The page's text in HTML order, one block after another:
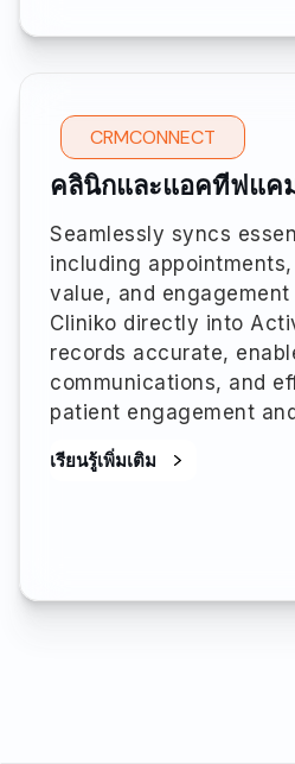
CRMCONNECT
คลินิกและแอคทีฟแค
Seamlessly syncs
including
value, and
Cliniko directly into
records accurate,
communications, and
patient engagement
เรียนรู้เพิ่มเติม